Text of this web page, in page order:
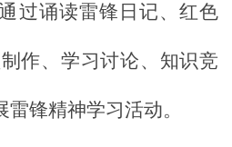
过诵读雷锋日记、红色
作、学习讨论、知识竞
锋精神学习活动。